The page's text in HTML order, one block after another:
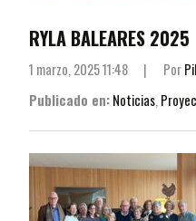
RYLA BALEARES 2025
1 marzo, 2025 11:48 | Por
Publicado en:Noticias,